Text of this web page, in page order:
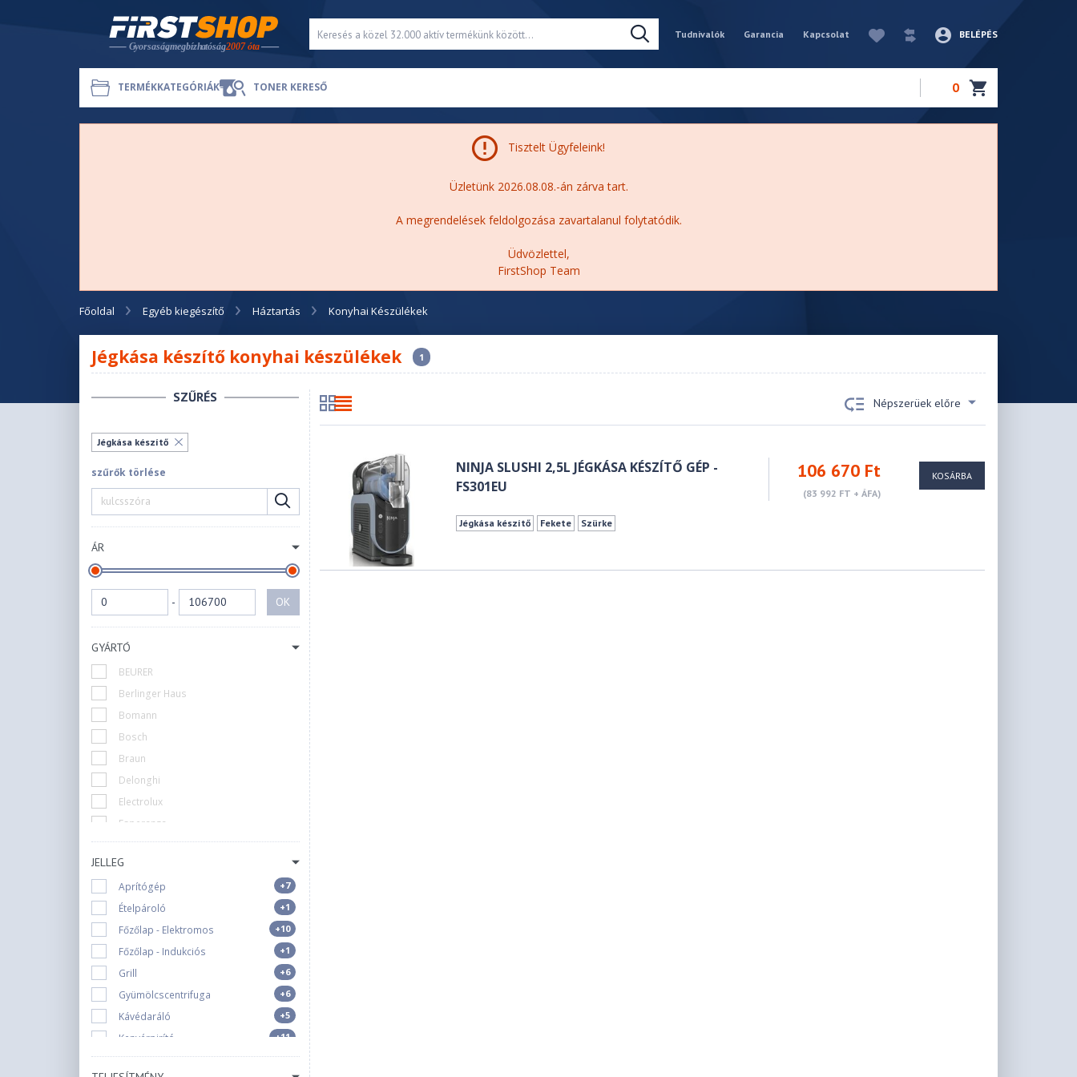
Tudnivalók Garancia Kapcsolat BELÉPÉS
TERMÉKKATEGÓRIÁK TONER KERESŐ 0
Tisztelt Ügyfeleink!
Üzletünk 2026.08.08.-án zárva tart.
A megrendelések feldolgozása zavartalanul folytatódik.
Üdvözlettel,
FirstShop Team
Főoldal Egyéb kiegészítő Háztartás Konyhai Készülékek
Jégkása készítő konyhai készülékek 1
SZŰRÉS
Jégkása készítő
szűrők törlése
ÁR
- OK
GYÁRTÓ
BEURER
Berlinger Haus
Bomann
Bosch
Braun
Delonghi
Electrolux
Esperanza
Gorenje
Hausberg
Hisense
Huslog
Kenwood
Krups
Lamart
Momert
Ninja
1
Panasonic
Philips
JELLEG
Aprítógép +7
Ételpároló +1
Főzőlap - Elektromos +10
Főzőlap - Indukciós +1
Grill +6
Gyümölcscentrifuga +6
Kávédaráló +5
Kenyérpirító +11
Konyhamérleg +14
Népszerüek előre
NINJA SLUSHI 2,5L JÉGKÁSA KÉSZÍTŐ GÉP -
FS301EU
106 670 Ft
(83 992 FT + ÁFA)
Jégkása készítő Fekete Szürke
KOSÁRBA